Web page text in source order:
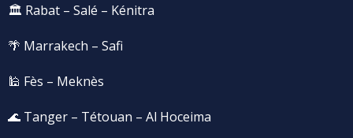
🏛️ Rabat – Salé – Kénitra
🌴 Marrakech – Safi
🕌 Fès – Meknès
🌊 Tanger – Tétouan – Al Hoceima